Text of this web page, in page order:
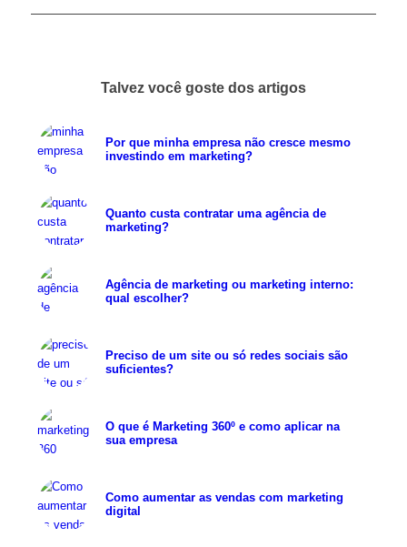
Talvez você goste dos artigos
Por que minha empresa não cresce mesmo
investindo em marketing?
Quanto custa contratar uma agência de
marketing?
Agência de marketing ou marketing interno:
qual escolher?
Preciso de um site ou só redes sociais são
suficientes?
O que é Marketing 360º e como aplicar na
sua empresa
Como aumentar as vendas com marketing
digital